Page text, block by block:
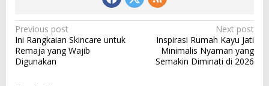
P
o
s
t
Previous post
Ini Rangkaian Skincare untuk
Remaja yang Wajib
Digunakan
Next post
Inspirasi Rumah Kayu Jati
Minimalis Nyaman yang
Semakin Diminati di 2026